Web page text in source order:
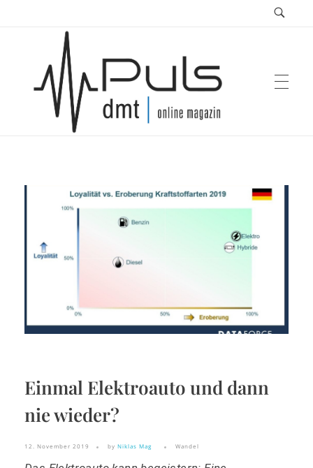
Einmal Elektroauto und dann
nie wieder?
12. November 2019 by Niklas Mag Wandel